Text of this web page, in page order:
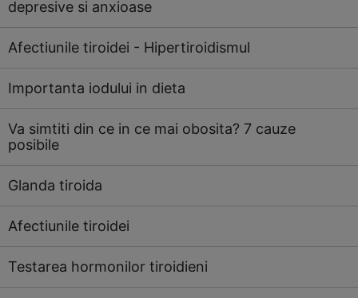
depresive si anxioase
Afectiunile tiroidei - Hipertiroidismul
Importanta iodului in dieta
Va simtiti din ce in ce mai obosita? 7 cauze
posibile
Glanda tiroida
Afectiunile tiroidei
Testarea hormonilor tiroidieni